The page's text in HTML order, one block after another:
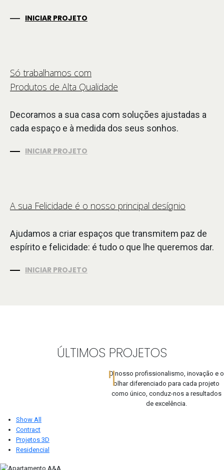
INICIAR PROJETO
Só trabalhamos com
Produtos de Alta Qualidade
Decoramos a sua casa com soluções ajustadas a
cada espaço e à medida dos seus sonhos.
INICIAR PROJETO
A sua Felicidade é o nosso principal desígnio
Ajudamos a criar espaços que transmitem paz de
espírito e felicidade: é tudo o que lhe queremos dar.
INICIAR PROJETO
ÚLTIMOS PROJETOS
O nosso profissionalismo, inovação e o
olhar diferenciado para cada projeto
como único, conduz-nos a resultados
de excelência.
Show All
Contract
Projetos 3D
Residencial